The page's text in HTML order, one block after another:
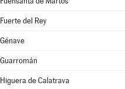
Fuerte del Rey
Génave
Guarromán
Higuera de Calatrava